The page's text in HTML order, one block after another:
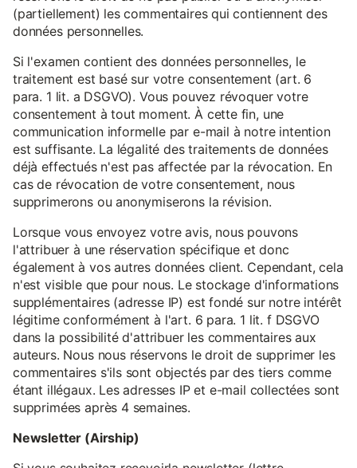
(partiellement) les commentaires qui contiennent des
données personnelles.
Si l'examen contient des données personnelles, le
traitement est basé sur votre consentement (art. 6
para. 1 lit. a DSGVO). Vous pouvez révoquer votre
consentement à tout moment. À cette fin, une
communication informelle par e-mail à notre intention
est suffisante. La légalité des traitements de données
déjà effectués n'est pas affectée par la révocation. En
cas de révocation de votre consentement, nous
supprimerons ou anonymiserons la révision.
Lorsque vous envoyez votre avis, nous pouvons
l'attribuer à une réservation spécifique et donc
également à vos autres données client. Cependant, cela
n'est visible que pour nous. Le stockage d'informations
supplémentaires (adresse IP) est fondé sur notre intérêt
légitime conformément à l'art. 6 para. 1 lit. f DSGVO
dans la possibilité d'attribuer les commentaires aux
auteurs. Nous nous réservons le droit de supprimer les
commentaires s'ils sont objectés par des tiers comme
étant illégaux. Les adresses IP et e-mail collectées sont
supprimées après 4 semaines.
Newsletter (Airship)